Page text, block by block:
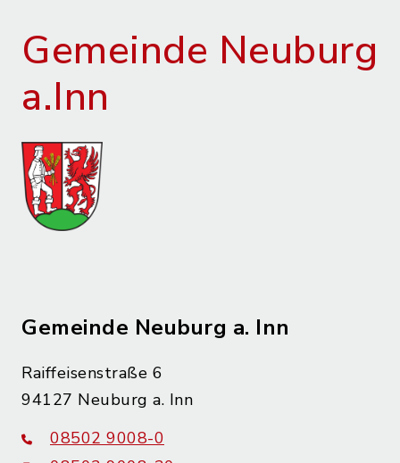
Gemeinde Neuburg
a.Inn
Gemeinde Neuburg a. Inn
Raiffeisenstraße 6
94127 Neuburg a. Inn
08502 9008-0